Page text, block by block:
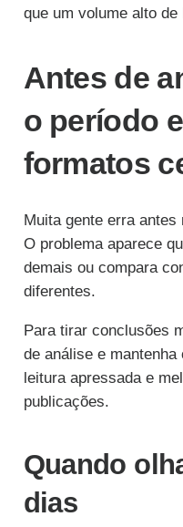
que um volume alto
Antes de
o período
formatos
Muita gente erra
O problema aparece
demais ou compara
diferentes.
Para tirar conclusões
de análise e
leitura apressada e
publicações.
Quando
dias